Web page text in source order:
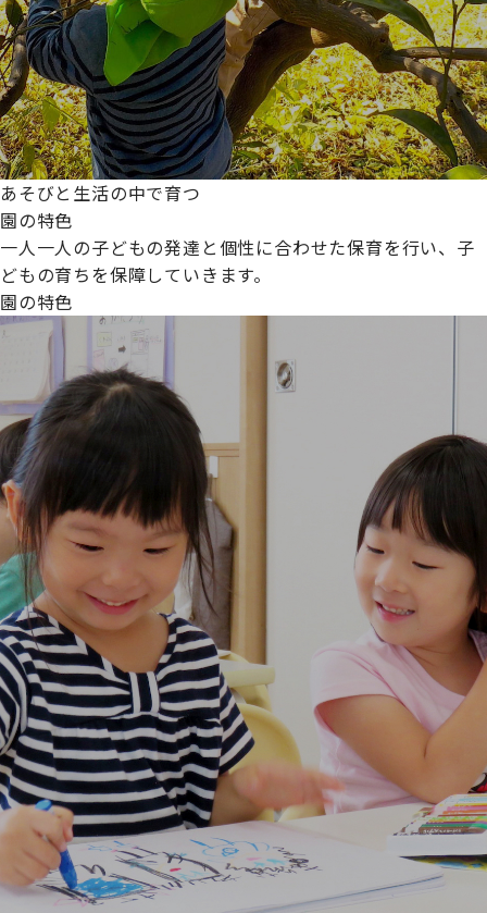
あそびと生活の中で育つ
園の特色
一人一人の子どもの発達と個性に合わせた保育を行い、子
どもの育ちを保障していきます。
園の特色